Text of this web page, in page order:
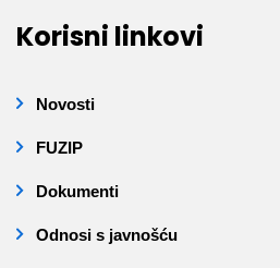
Korisni linkovi
Novosti
FUZIP
Dokumenti
Odnosi s javnošću